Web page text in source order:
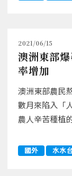
2021/06/15
澳洲東部
率增加
澳洲東部農民
數月來陷入「
農人辛苦種植
國外 水水